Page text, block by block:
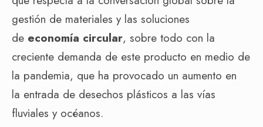
gestión de materiales y las soluciones
de economía circular, sobre todo con la
creciente demanda de este producto en medio de
la pandemia, que ha provocado un aumento en
la entrada de desechos plásticos a las vías
fluviales y océanos.